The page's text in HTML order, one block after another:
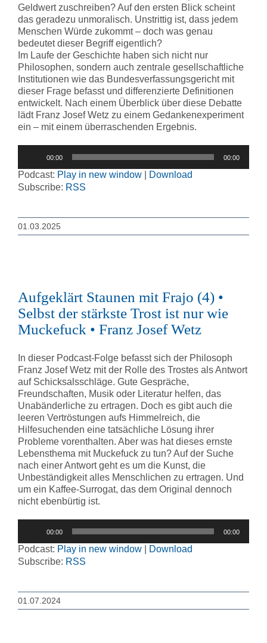
Geldwert zuschreiben? Auf den ersten Blick scheint
das geradezu unmoralisch. Unstrittig ist, dass jedem
Menschen Würde zukommt – doch was genau
bedeutet dieser Begriff eigentlich?
Im Laufe der Geschichte haben sich nicht nur
Philosophen, sondern auch zentrale gesellschaftliche
Institutionen wie das Bundesverfassungsgericht mit
dieser Frage befasst und differenzierte Definitionen
entwickelt. Nach einem Überblick über diese Debatte
lädt Franz Josef Wetz zu einem Gedankenexperiment
ein – mit einem überraschenden Ergebnis.
00:00 00:00
Podcast: Play in new window
Download
Subscribe: RSS
01.03.2025
Aufgeklärt Staunen mit Frajo (4) •
Selbst der stärkste Trost ist nur wie
Muckefuck • Franz Josef Wetz
In dieser Podcast-Folge befasst sich der Philosoph
Franz Josef Wetz mit der Rolle des Trostes als Antwort
auf Schicksalsschläge. Gute Gespräche,
Freundschaften, Musik oder Literatur helfen, das
Unabänderliche zu ertragen. Doch es gibt auch die
leeren Vertröstungen aufs Himmelreich, die
Hilfesuchenden eine tatsächliche Lösung ihrer
Probleme vorenthalten. Aber was hat dieses ernste
Lebensthema mit Muckefuck zu tun? Auf der Suche
nach einer Antwort geht es um die Kunst, die
Unbeständigkeit alles Menschlichen zu ertragen. Und
um ein Kaffee-Surrogat, das dem Original dennoch
nicht ebenbürtig ist.
00:00 00:00
Podcast: Play in new window
Download
Subscribe: RSS
01.07.2024